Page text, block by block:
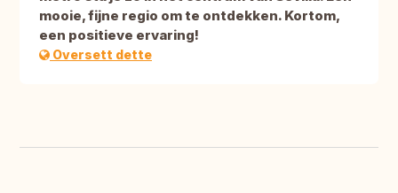
mooie, fijne regio om te ontdekken. Kortom,
een positieve ervaring!
Oversett dette